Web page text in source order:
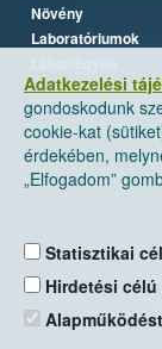
Adatkezelési
gondoskodunk
cookie-kat
érdekében,
„Elfogadom”
Statisztikai
Hirdetési
Növény
Laboratóriumok